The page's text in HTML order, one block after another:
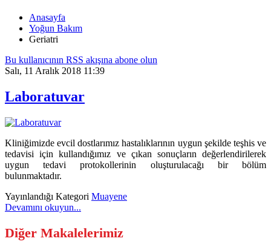
Anasayfa
Yoğun Bakım
Geriatri
Bu kullanıcının RSS akışına abone olun
Salı, 11 Aralık 2018 11:39
Laboratuvar
Kliniğimizde evcil dostlarımız hastalıklarının uygun şekilde teşhis ve
tedavisi için kullandığımız ve çıkan sonuçların değerlendirilerek
uygun tedavi protokollerinin oluşturulacağı bir bölüm
bulunmaktadır.
Yayınlandığı Kategori Muayene
Devamını okuyun...
Diğer Makalelerimiz